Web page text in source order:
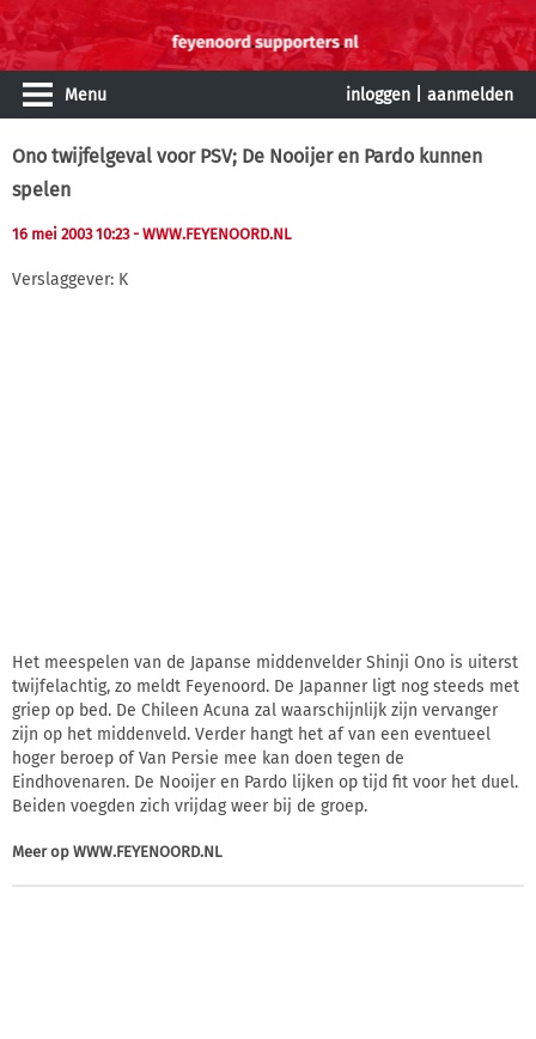
Menu inloggen aanmelden
Ono twijfelgeval voor PSV; De Nooijer en Pardo kunnen
spelen
16 mei 2003 10:23- WWW.FEYENOORD.NL
Verslaggever: K
Het meespelen van de Japanse middenvelder Shinji Ono is uiterst
twijfelachtig, zo meldt Feyenoord. De Japanner ligt nog steeds met
griep op bed. De Chileen Acuna zal waarschijnlijk zijn vervanger
zijn op het middenveld. Verder hangt het af van een eventueel
hoger beroep of Van Persie mee kan doen tegen de
Eindhovenaren. De Nooijer en Pardo lijken op tijd fit voor het duel.
Beiden voegden zich vrijdag weer bij de groep.
Meer op WWW.FEYENOORD.NL